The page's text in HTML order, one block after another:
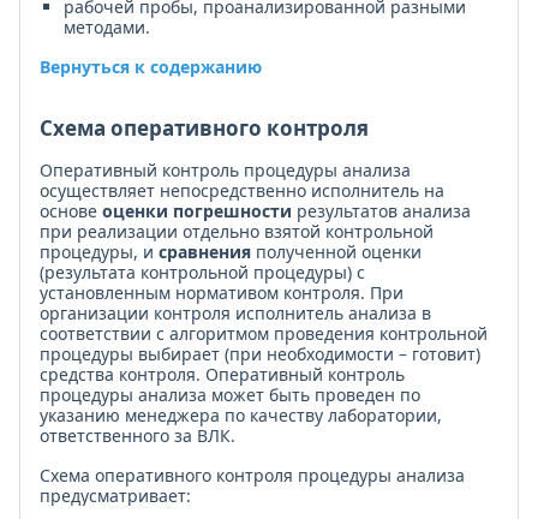
рабочей пробы, проанализированной разными
методами.
Вернуться к содержанию
Схема оперативного контроля
Оперативный контроль процедуры анализа
осуществляет непосредственно исполнитель на
основе оценки погрешности результатов анализа
при реализации отдельно взятой контрольной
процедуры, и сравнения полученной оценки
(результата контрольной процедуры) с
установленным нормативом контроля. При
организации контроля исполнитель анализа в
соответствии с алгоритмом проведения контрольной
процедуры выбирает (при необходимости – готовит)
средства контроля. Оперативный контроль
процедуры анализа может быть проведен по
указанию менеджера по качеству лаборатории,
ответственного за ВЛК.
Схема оперативного контроля процедуры анализа
предусматривает: